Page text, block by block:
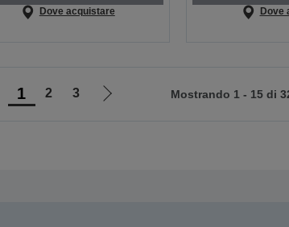
Dove acquistare Dove
1 2 3
Vai
Mostrando 1 - 15 di